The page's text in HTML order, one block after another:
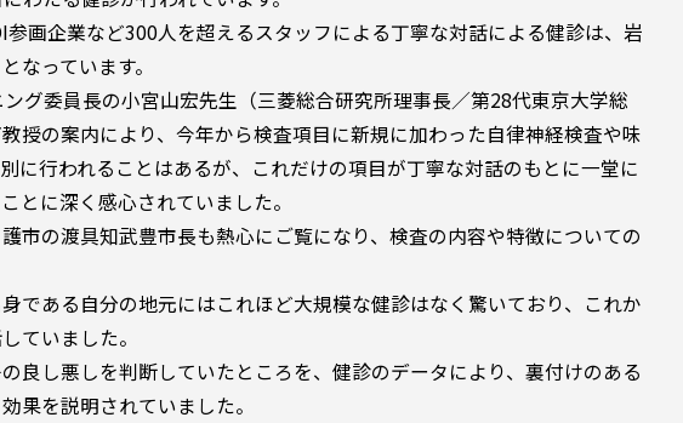
画企業など300人を超えるスタッフによる丁寧な対話による健診は、岩
なっています。
グ委員長の小宮山宏先生（三菱総合研究所理事長／第28代東京大学総
授の案内により、今年から検査項目に新規に加わった自律神経検査や味
に行われることはあるが、これだけの項目が丁寧な対話のもとに一堂に
とに深く感心されていました。
市の渡具知武豊市長も熱心にご覧になり、検査の内容や特徴についての
である自分の地元にはこれほど大規模な健診はなく驚いており、これか
ていました。
良し悪しを判断していたところを、健診のデータにより、裏付けのある
果を説明されていました。